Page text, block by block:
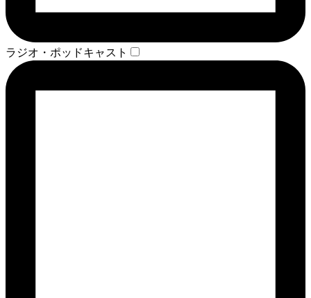
ラジオ・ポッドキャスト